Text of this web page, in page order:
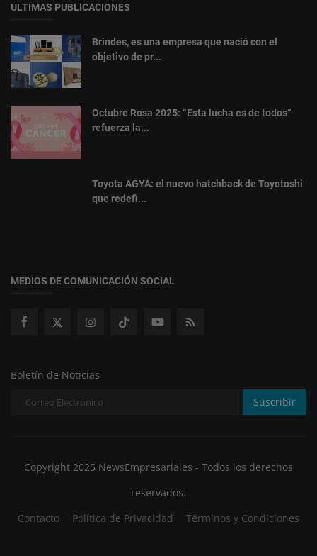
ULTIMAS PUBLICACIONES
Brindes, es una empresa que nació con el
objetivo de pr...
Octubre Rosa 2025: “Esta lucha es de todos”
refuerza la...
Toyota AGYA: el nuevo hatchback de Toyotoshi
que redefi...
MEDIOS DE COMUNICACIÓN SOCIAL
Boletín de Noticias
Suscribir
Copyright 2025 NewsEmpresariales - Todos los derechos
reservados.
Contacto
Política de Privacidad Términos y Condiciones